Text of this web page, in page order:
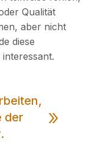
Qualität
aber nicht
diese
der